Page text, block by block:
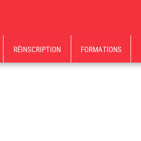
RÉINSCRIPTION FORMATIONS